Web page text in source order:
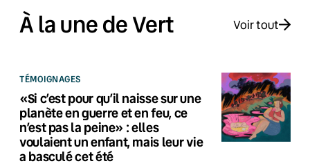
À la une de Vert Voir tout
TÉMOIGNAGES
«Si c’est pour qu’il naisse sur une
planète en guerre et en feu, ce
n’est pas la peine» : elles
voulaient un enfant, mais leur vie
a basculé cet été